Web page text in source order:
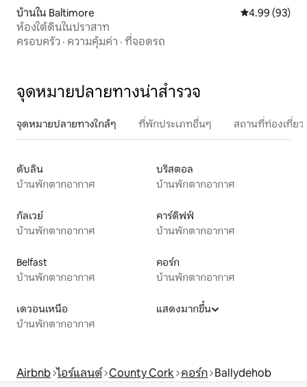
บ้านใน Baltimore คะแนนเฉลี่ย
4.99 (93)
ห้องใต้ดินในปราสาท
ครอบครัว · ความคุ้มค่า · ที่จอดรถ
จุดหมายปลายทางน่าสำรวจ
จุดหมายปลายทางใกล้ๆ ที่พักประเภทอื่นๆ สถานที่ท่องเที่ย
ดับลิน
บ้านพักตากอากาศ
บริสตอล
บ้านพักตากอากาศ
กัลเวย์
บ้านพักตากอากาศ
คาร์ดิฟฟ์
บ้านพักตากอากาศ
Belfast
บ้านพักตากอากาศ
คอร์ก
บ้านพักตากอากาศ
เดวอนเหนือ
บ้านพักตากอากาศ
แสดงมากขึ้น
Airbnb ไอร์แลนด์ County Cork คอร์ก Ballydehob